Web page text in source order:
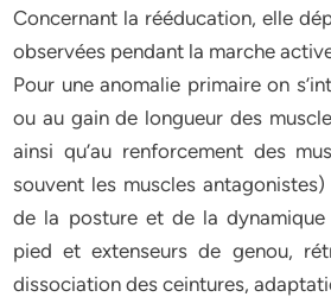
Concernant la rééducation, elle
observées pendant la marche
Pour une anomalie primaire on
ou au gain de longueur des
ainsi qu’au renforcement des
souvent les muscles
de la posture et de la
pied et extenseurs de genou,
dissociation des ceintures,